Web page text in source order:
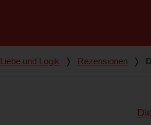
und Logik ❭ Rezensionen ❭